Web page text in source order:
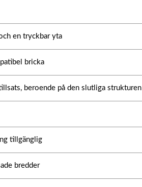
en tryckbar yta
bricka
beroende på den slutliga strukturen
tillgänglig
bredder